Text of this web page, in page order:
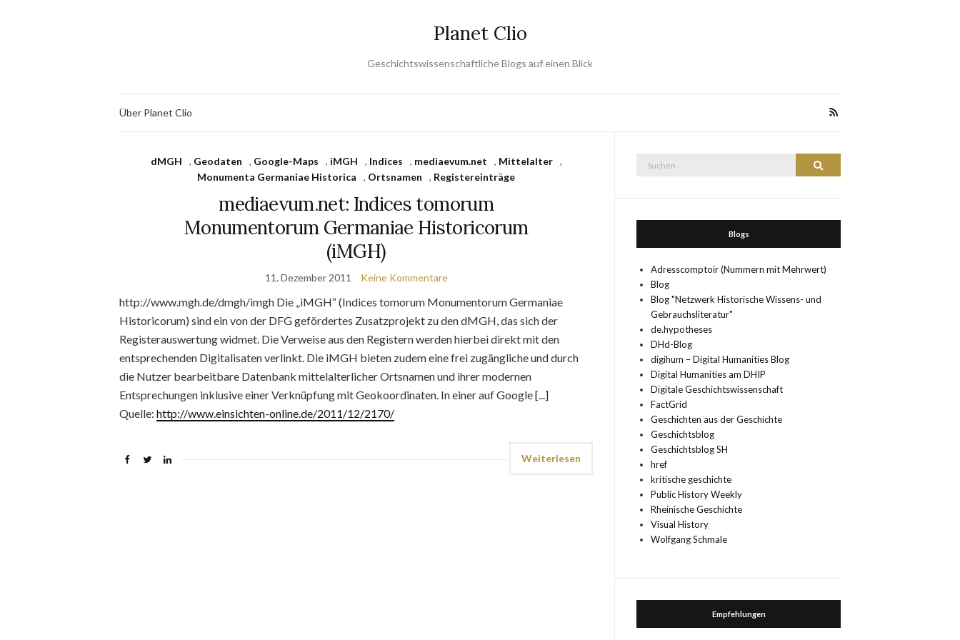
Planet Clio
Geschichtswissenschaftliche Blogs auf einen Blick
Über Planet Clio
dMGH , Geodaten , Google-Maps , iMGH , Indices , mediaevum.net , Mittelalter
,
Monumenta Germaniae Historica
, Ortsnamen , Registereinträge
mediaevum.net: Indices tomorum
Monumentorum Germaniae Historicorum
(iMGH)
11. Dezember 2011 Keine Kommentare
http://www.mgh.de/dmgh/imgh Die „iMGH“ (Indices tomorum Monumentorum Germaniae
Historicorum) sind ein von der DFG gefördertes Zusatzprojekt zu den dMGH, das sich der
Registerauswertung widmet. Die Verweise aus den Registern werden hierbei direkt mit den
entsprechenden Digitalisaten verlinkt. Die iMGH bieten zudem eine frei zugängliche und durch
die Nutzer bearbeitbare Datenbank mittelalterlicher Ortsnamen und ihrer modernen
Entsprechungen inklusive einer Verknüpfung mit Geokoordinaten. In einer auf Google [...]
Quelle: http://www.einsichten-online.de/2011/12/2170/
Weiterlesen
Suchen
Blogs
Adresscomptoir (Nummern mit Mehrwert)
Blog
Blog "Netzwerk Historische Wissens- und
Gebrauchsliteratur"
de.hypotheses
DHd-Blog
digihum – Digital Humanities Blog
Digital Humanities am DHIP
Digitale Geschichtswissenschaft
FactGrid
Geschichten aus der Geschichte
Geschichtsblog
Geschichtsblog SH
href
kritische geschichte
Public History Weekly
Rheinische Geschichte
Visual History
Wolfgang Schmale
Empfehlungen